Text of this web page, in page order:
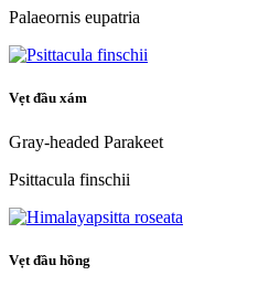
Palaeornis eupatria
Vẹt đầu xám
Gray-headed Parakeet
Psittacula finschii
Vẹt đầu hồng